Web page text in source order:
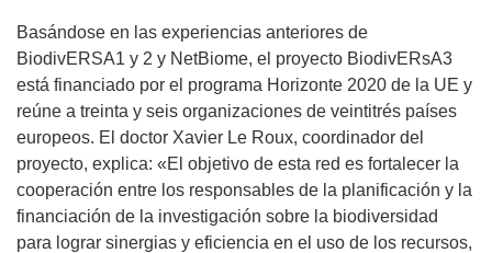
r
á
e
n
u
n
a
n
Basándose en las experiencias anteriores de
BiodivERSA1 y 2 y NetBiome, el proyecto BiodivERsA3
está financiado por el programa Horizonte 2020 de la UE y
reúne a treinta y seis organizaciones de veintitrés países
europeos. El doctor Xavier Le Roux, coordinador del
proyecto, explica: «El objetivo de esta red es fortalecer la
cooperación entre los responsables de la planificación y la
financiación de la investigación sobre la biodiversidad
para lograr sinergias y eficiencia en el uso de los recursos,